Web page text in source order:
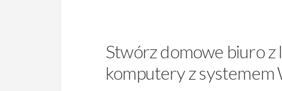
Stwórz domowe biuro z
komputery z systemem